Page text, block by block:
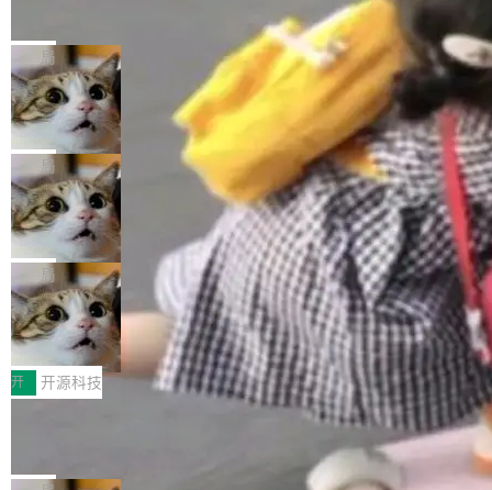
式”为主题，直面AI从实验室走向规模化产业落地
的核心质量命题。会上，《2026智能研发生产力
工具选型手册》发布，Testin云测的Testin XAge
nt智能测试系统入选AI测试领域代表产品。对CI
O而言，这提示了一个转变：AI测试正在从效率
工具升级为企业的质量基础设施。 CIO面对的新
现实 过去两年，CIO们的焦虑清单上多了两项：
一是如何让大模型和智能体应用安全地从PoC走
向生产，二是如何让测试团队跟得上AI应用...
有一种东西，一旦用过就回不去了。Alex Fedos
eev 管它叫"软件设计的基石"。 他说的东西不新
鲜——代数数据类型（ADT），尤其是和类型
（sum type）。但他说清楚了一件事：这不是类
型系统的学术体操，是日常编码的思维方式。 文
章从一个简单的例子切入。一个网站的深色主题
设置，如果用布尔值 + 可空字段来表示——bool
ean 表示是否可切换，nullable 的默认模式、浅
色方案、深色方案——会产生大量无意义的组
合。方案缺了、配置冲突了、全 null 了。要知道
哪些组合有效，作者说，你得靠"文档、校验、或
者部落知识"。 换个写法。Rust 的 enum，两个
变体：Switchable...
局
Cloudflare 开源内部企业 AI 平台 Clou
dflare OS
Cloudflare 发布了一个开源项目 Cloudflare O
S。如果你只看官方博客，你会觉得这是又一
个"AI 知识库 + 聊天机器人"——每个大厂都在
做，没什么新鲜的。 但 Kenton Varda 在 Twitte
r 上把事情说清楚了： 今天我们发布了 Cloudfla
re OS，一个带连接器的聊天机器人，跟其他所
有科技公司做的一样。只不过，实际上它不一
样。这是 Sandstorm.io 的重制版，我十年前的
那个创业公司。不同的是，这次它构建在 Cloudf
lare Workers 上——我花了九年时间搭建的平台
——并且深度集成了 AI。这基本上是我十年秘密
局
Deno 团队开源 Celld，可自托管的分
布式 Durable Objects
Ryan Dahl 领导的 Deno 团队推出了最新开源项
目 Celld，一个能在自己机器上运行 Cloudflare
Workers 和 Durable Objects 的守护进程。 设
计思路很直接：每个对象是一个独立的 SQLite
数据库，按名称寻址，复制到你自己的 S3 兼容
存储库里。节点之间只通过这个存储库协调——
没有控制平面，没有共识协议。每个对象自带一
个小型数据库，应用天然按分片构建，单个数据
库的竞争和爆炸半径问题在设计层面就被消除
了。 闲置的 cell 会休眠到几乎不占资源。当 cel
局
鲁大师7月新机性能/流畅/AI榜：vivo夺
性能、流畅双第一，三星Galaxy Z系列
新折叠缺席
2026年7月的手机市场，由于存储等硬件成本暴
增，手机厂商的日子也不好过啊，新机速度明显
放缓，因此硝烟味淡了许多。新机参数规格除开
Fold8 / Z Flip8）外，其余要么是中低端机器，
例如iQOO Z11i、REDMI Note 17、REDMI No
开 开源科技
Zed 编辑器团队发布了新项目——DeltaDB，一